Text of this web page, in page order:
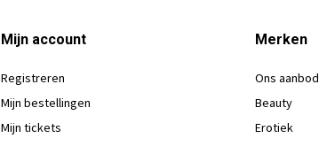
Mijn account
Registreren
Mijn bestellingen
Mijn tickets
Merken
Ons aanbod
Beauty
Erotiek